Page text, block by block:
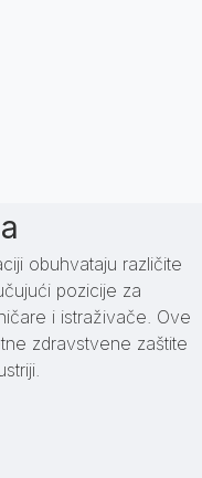
obuhvataju različite
pozicije za
i istraživače. Ove
zdravstvene zaštite